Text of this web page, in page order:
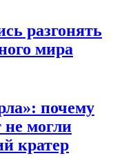
разгонять
мира
почему
могли
кратер